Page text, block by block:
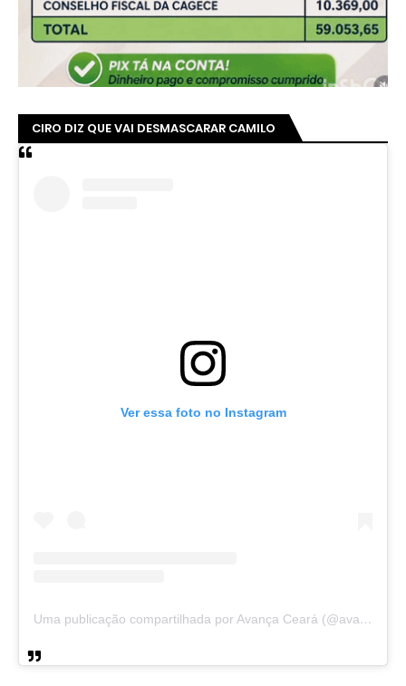
CIRO DIZ QUE VAI DESMASCARAR CAMILO
Ver essa foto no Instagram
Uma publicação compartilhada por Avança Ceará (@avancaceara)